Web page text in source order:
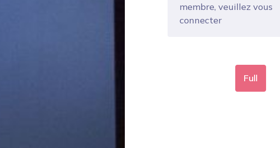
membre, veuillez vous
connecter
Full